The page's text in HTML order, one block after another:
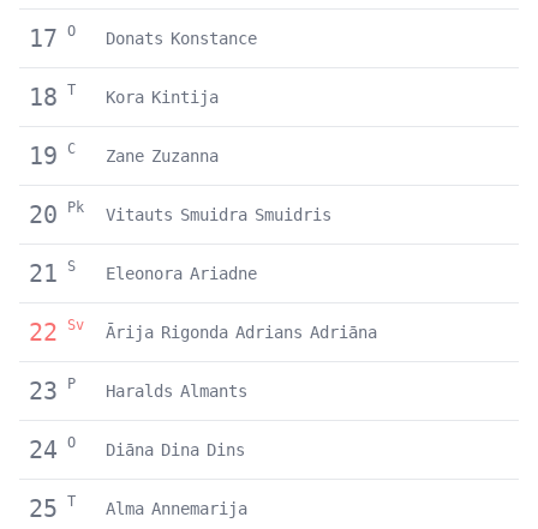
17 O Donats Konstance
18 T Kora Kintija
19 C Zane Zuzanna
20 Pk Vitauts Smuidra Smuidris
21 S Eleonora Ariadne
22 Sv Ārija Rigonda Adrians Adriāna
23 P Haralds Almants
24 O Diāna Dina Dins
25 T Alma Annemarija